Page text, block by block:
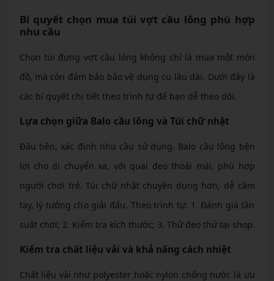
Bí quyết chọn mua túi vợt cầu lông phù hợp
nhu cầu
Chọn túi đựng vợt cầu lông không chỉ là mua một món
đồ, mà còn đảm bảo bảo vệ dụng cụ lâu dài. Dưới đây là
các bí quyết chi tiết theo trình tự để bạn dễ theo dõi.
Lựa chọn giữa Balo cầu lông và Túi chữ nhật
Đầu tiên, xác định nhu cầu sử dụng. Balo cầu lông tiện
lợi cho di chuyển xa, với quai đeo thoải mái, phù hợp
người chơi trẻ. Túi chữ nhật chuyên dụng hơn, dễ cầm
tay, lý tưởng cho giải đấu. Theo trình tự: 1. Đánh giá tần
suất chơi; 2. Kiểm tra kích thước; 3. Thử đeo thử tại shop.
Kiểm tra chất liệu vải và khả năng cách nhiệt
Chất liệu vải như polyester hoặc nylon chống nước là ưu